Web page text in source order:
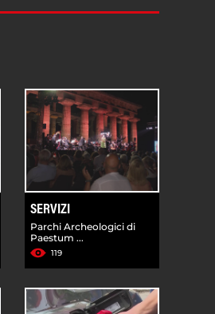
SERVIZI
Parchi Archeologici di
Paestum ...
119